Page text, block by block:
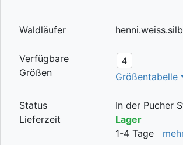
Waldläufer henni.weiss.silb
Verfügbare
Größen
4
Größentabelle
Status
Lieferzeit
In der Pucher
Lager
1-4 Tage